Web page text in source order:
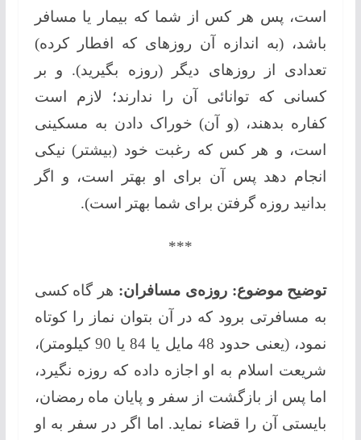
است، پس هر کس از شما که بیمار یا مسافر
باشد، (به اندازه آن روزهای که افطار کرده)
تعدادی از روزهای دیگر (روزه بگیرید). و بر
کسانی که توانائی آن را ندارند؛ لازم است
کفاره بدهند، (و آن) خوراک دادن به مسکینی
است، و هر کس که رغبت خود (بیشتر) نیکی
انجام دهد پس آن برای او بهتر است، و اگر
بدانید روزه گرفتن برای شما بهتر است).
***
توضیح موضوع: روزه‌ی مسافران: هر گاه کسی
به مسافرتی برود که در آن بتوان نماز را کوتاه
نمود، (یعنی حدود 48 مایل یا 84 یا 90 کیلومتر)،
شریعت اسلام به او اجازه داده که روزه نگیرد،
اما پس از بازگشت از سفر و پایان ماه رمضان،
بایستی آن را قضاء نماید. اما اگر در سفر به او